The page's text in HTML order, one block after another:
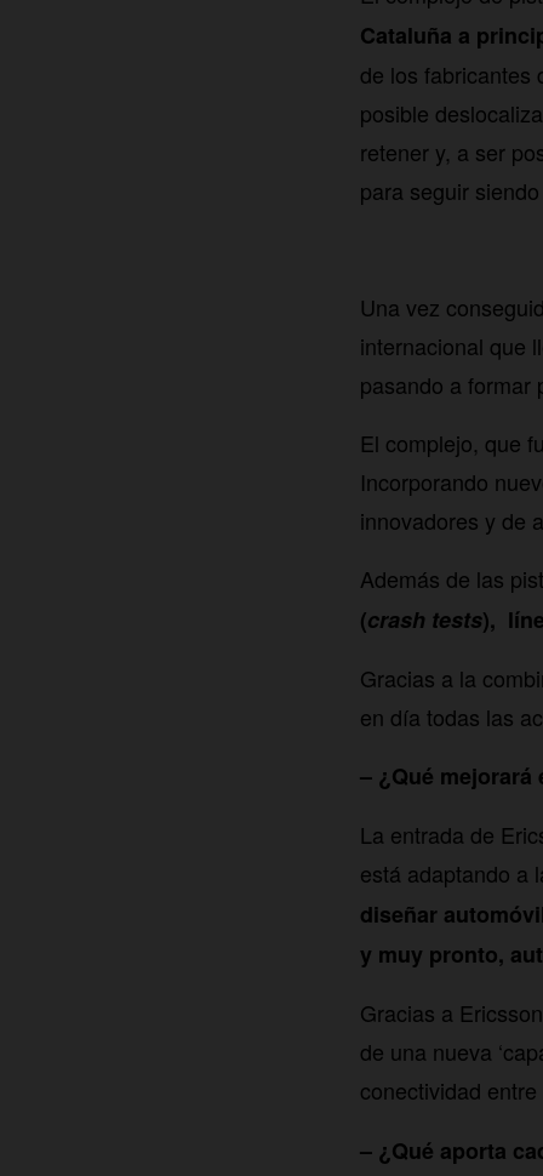
Cataluña a
de los fabricantes
posible
retener y, a ser
para seguir
Una vez
internacional que
pasando a formar
El complejo, que
Incorporando
innovadores y de
Además de las
(crash tests),
Gracias a la
en día todas las
– ¿Qué
La entrada de
está adaptando a
diseñar
y muy pronto,
Gracias a
de una nueva
conectividad
– ¿Qué aporta